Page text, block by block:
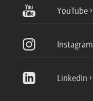
YouTube
Instagram
LinkedIn